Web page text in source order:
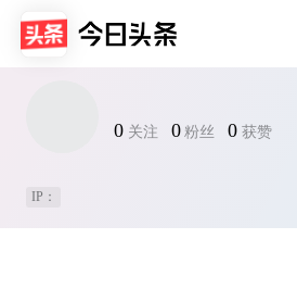
0 关注 0 粉丝 0 获赞
IP：